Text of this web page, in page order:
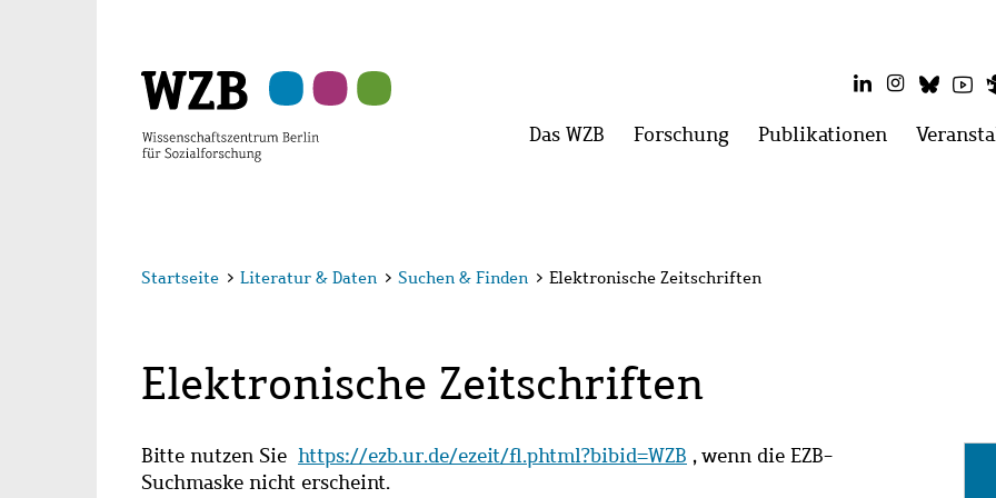
LinkedInInstagram
Hauptmenü
Das WZB Menü
Forschung Menü
Publikationen Menü
Startseite > Literatur & Daten > Suchen & Finden > Elektronische Zeitschriften
Elektronische Zeitschriften
Bitte nutzen Sie https://ezb.ur.de/ezeit/fl.phtml?bibid=WZB , wenn die EZB-
Suchmaske nicht erscheint.